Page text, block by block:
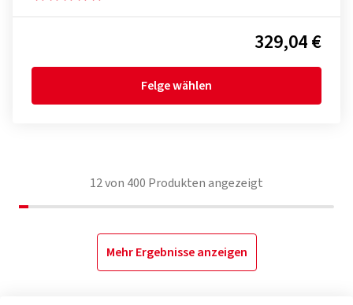
329,04 €
Felge wählen
12von 400 Produkten angezeigt
Mehr Ergebnisse anzeigen